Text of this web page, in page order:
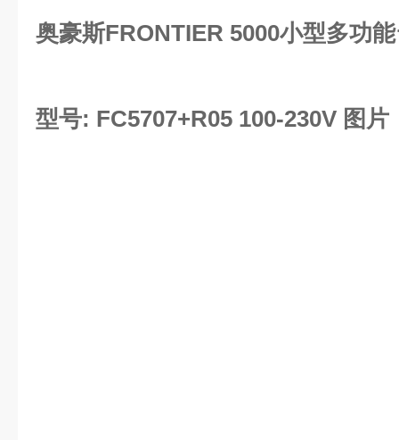
奥豪斯FRONTIER 5000小型多功
型号: FC5707+R05 100-230V 图片